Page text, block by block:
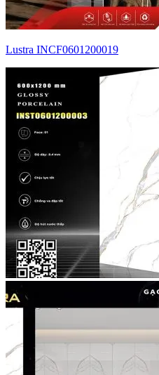
Lustra INCF0601200019